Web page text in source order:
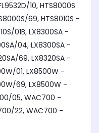
10, HTS8000S
69, HTS8010S -
01B, LX8300SA -
04, LX8300SA -
69, LX8320SA -
01, LX8500W -
69, LX8500W -
05, WAC700 -
22, WAC700 -